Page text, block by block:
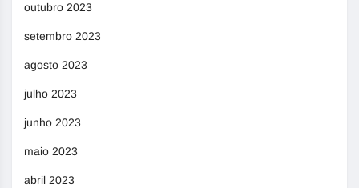
outubro 2023
setembro 2023
agosto 2023
julho 2023
junho 2023
maio 2023
abril 2023